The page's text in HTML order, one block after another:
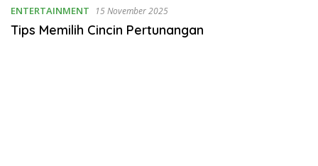
ENTERTAINMENT 15 November 2025
Tips Memilih Cincin Pertunangan